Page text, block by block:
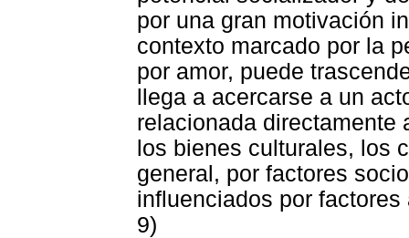
por una gran motivación
contexto marcado por la
por amor, puede
llega a acercarse a un
relacionada directamente
los bienes culturales, los
general, por factores
influenciados por
9)